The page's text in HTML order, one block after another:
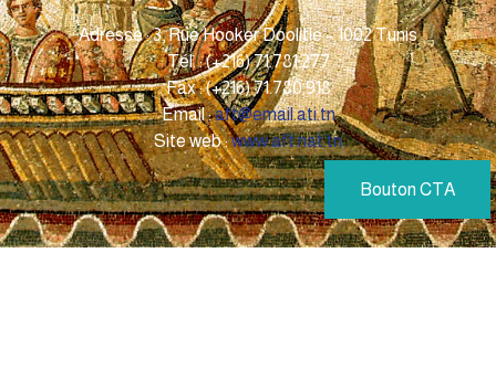
Adresse : 3, Rue Hooker Doolitle – 1002 Tunis
Tél. : (+216) 71.781.277
Fax : (+216) 71.780.918
Email :aft@email.ati.tn
Site web :www.aft.nat.tn
Bouton CTA